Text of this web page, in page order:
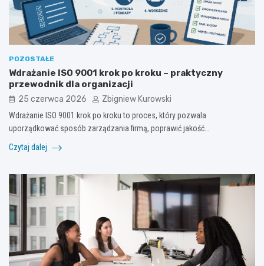
POZOSTAŁE
Wdrażanie ISO 9001 krok po kroku – praktyczny
przewodnik dla organizacji
25 czerwca 2026 Zbigniew Kurowski
Wdrażanie ISO 9001 krok po kroku to proces, który pozwala
uporządkować sposób zarządzania firmą, poprawić jakość…
Czytaj dalej